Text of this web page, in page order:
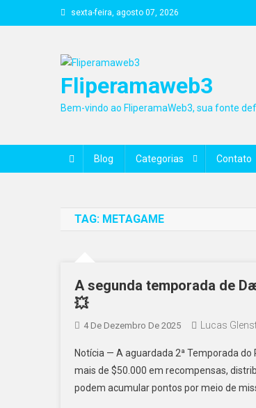
to
sexta-feira, agosto 07, 2026
Fliperamaweb3
Bem-vindo ao FliperamaWeb3, sua fonte
Blog Categorias Contato
TAG: METAGAME
A segunda temporada de
💥
4 De Dezembro De 2025 Lucas
Notícia — A aguardada 2ª Temporada
mais de $50.000 em recompensas,
podem acumular pontos por meio de